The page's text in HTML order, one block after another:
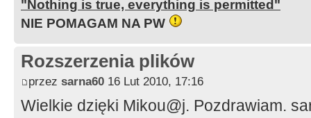
"Nothing is true, everything is permitted"
NIE POMAGAM NA PW
Rozszerzenia plików
przez sarna60 16 Lut 2010, 17:16
Wielkie dzięki Mikou@j. Pozdrawiam.